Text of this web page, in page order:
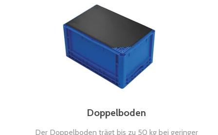
Doppelboden
Der Doppelboden trägt bis zu 50 kg bei geringer